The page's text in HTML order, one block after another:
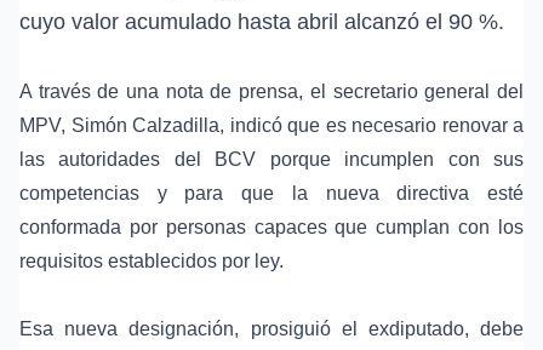
cuyo valor acumulado hasta abril alcanzó el 90 %.
A través de una nota de prensa, el secretario general del
MPV, Simón Calzadilla, indicó que es necesario renovar a
las autoridades del BCV porque incumplen con sus
competencias y para que la nueva directiva esté
conformada por personas capaces que cumplan con los
requisitos establecidos por ley.
Esa nueva designación, prosiguió el exdiputado, debe